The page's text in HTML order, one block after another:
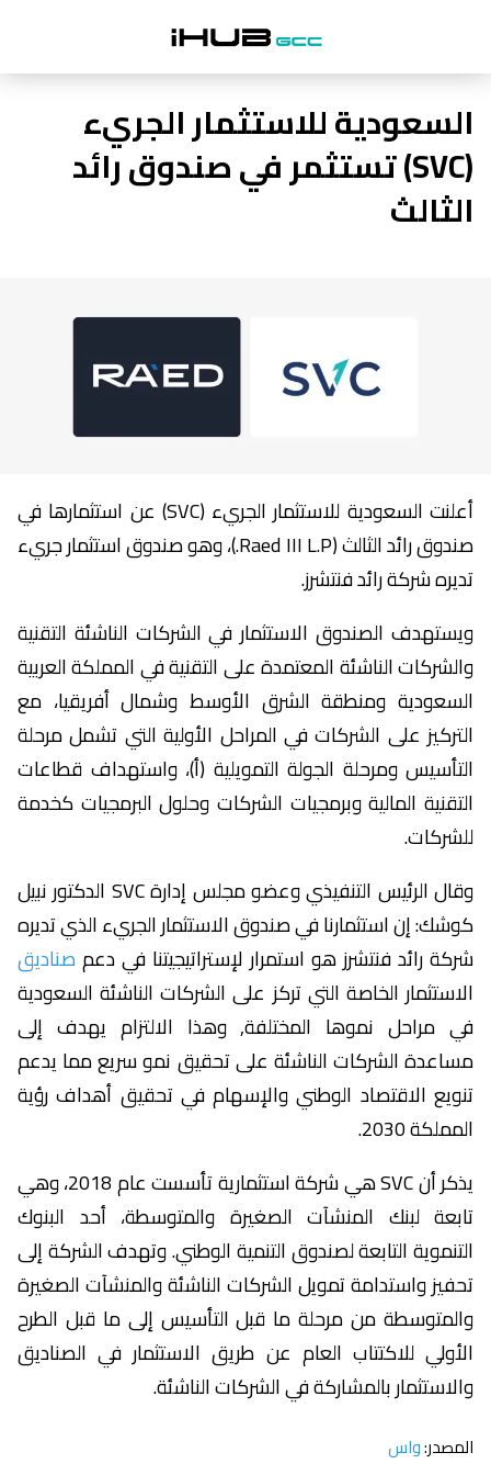
السعودية للاستثمار الجريء
(SVC) تستثمر في صندوق رائد
الثالث
أعلنت السعودية للاستثمار الجريء (SVC) عن استثمارها في
صندوق رائد الثالث (Raed III L.P.)، وهو صندوق استثمار جريء
تديره شركة رائد فنتشرز.
ويستهدف الصندوق الاستثمار في الشركات الناشئة التقنية
والشركات الناشئة المعتمدة على التقنية في المملكة العربية
السعودية ومنطقة الشرق الأوسط وشمال أفريقيا، مع
التركيز على الشركات في المراحل الأولية التي تشمل مرحلة
التأسيس ومرحلة الجولة التمويلية (أ)، واستهداف قطاعات
التقنية المالية وبرمجيات الشركات وحلول البرمجيات كخدمة
للشركات.
وقال الرئيس التنفيذي وعضو مجلس إدارة SVC الدكتور نبيل
كوشك: إن استثمارنا في صندوق الاستثمار الجريء الذي تديره
شركة رائد فنتشرز هو استمرار لإستراتيجيتنا في دعم صناديق
الاستثمار الخاصة التي تركز على الشركات الناشئة السعودية
في مراحل نموها المختلفة, وهذا الالتزام يهدف إلى
مساعدة الشركات الناشئة على تحقيق نمو سريع مما يدعم
تنويع الاقتصاد الوطني والإسهام في تحقيق أهداف رؤية
المملكة 2030.
يذكر أن SVC هي شركة استثمارية تأسست عام 2018، وهي
تابعة لبنك المنشآت الصغيرة والمتوسطة، أحد البنوك
التنموية التابعة لصندوق التنمية الوطني. وتهدف الشركة إلى
تحفيز واستدامة تمويل الشركات الناشئة والمنشآت الصغيرة
والمتوسطة من مرحلة ما قبل التأسيس إلى ما قبل الطرح
الأولي للاكتتاب العام عن طريق الاستثمار في الصناديق
والاستثمار بالمشاركة في الشركات الناشئة.
المصدر:واس